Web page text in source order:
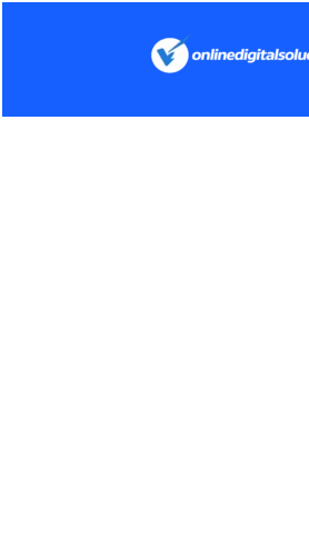
conteúdo